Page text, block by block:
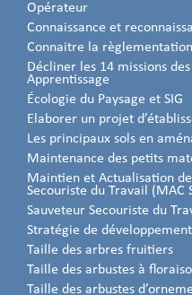
Opérateur
Connaissance et
Connaitre la
Décliner les 14 missions
Apprentissage
Écologie du Paysage et SIG
Elaborer un projet
Les principaux sols en
Maintenance des petits
Maintien et Actualisation
Secouriste du Travail (MAC
Sauveteur Secouriste du
Stratégie de
Taille des arbres fruitiers
Taille des arbustes à
Taille des arbustes